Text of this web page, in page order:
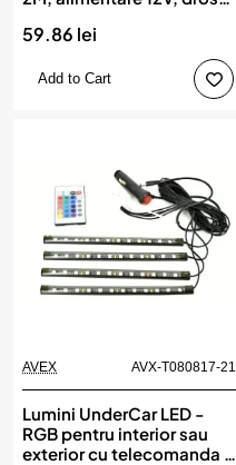
59.86 lei
Add to Cart
AVEX AVX-T080817-21
Lumini UnderCar LED -
RGB pentru interior sau
exterior cu telecomanda -